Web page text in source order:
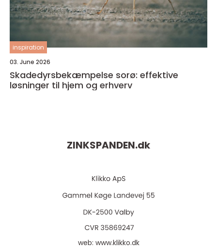
inspiration
03. June 2026
Skadedyrsbekæmpelse sorø: effektive
løsninger til hjem og erhverv
ZINKSPANDEN.dk
web: www.klikko.dk